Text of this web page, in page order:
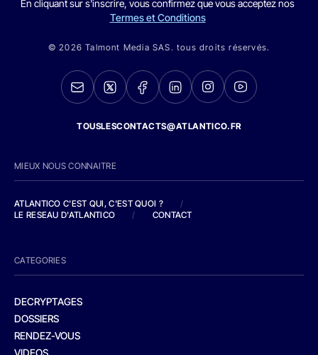
En cliquant sur s'inscrire, vous confirmez que vous acceptez nos
Termes et Conditions
© 2026 Talmont Media SAS. tous droits réservés.
TOUSLESCONTACTS@ATLANTICO.FR
MIEUX NOUS CONNAITRE
ATLANTICO C'EST QUI, C'EST QUOI ?
/
LE RESEAU D'ATLANTICO
/ CONTACT
CATEGORIES
DECRYPTAGES
DOSSIERS
RENDEZ-VOUS
VIDEOS